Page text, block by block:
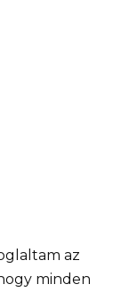
az
minden